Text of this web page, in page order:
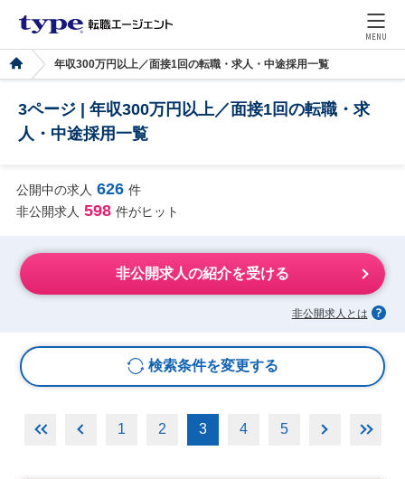
MENU
年収300万円以上／面接1回の転職・求人・中途採用一覧
3ページ | 年収300万円以上／面接1回の転職・求
人・中途採用一覧
公開中の求人 626 件
非公開求人 598 件がヒット
非公開求人の紹介を受ける
非公開求人とは
検索条件を変更する
1 2 3 4 5